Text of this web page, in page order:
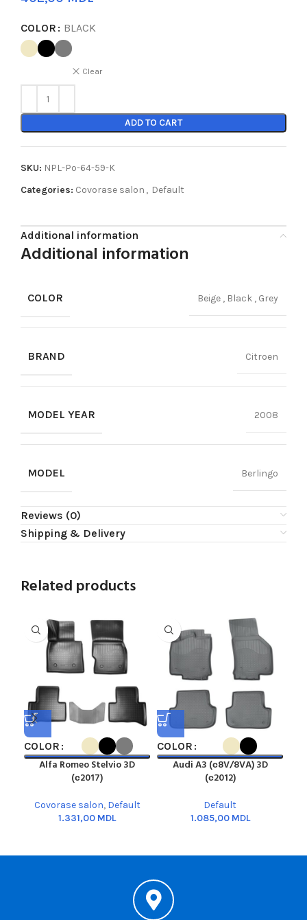
COLOR BLACK
Clear
ADD TO CART
SKU: NPL-Po-64-59-K
Categories: Covorase salon , Default
Additional information
Additional information
COLOR Beige , Black , Grey
BRAND Citroen
MODEL YEAR 2008
MODEL Berlingo
Reviews (0)
Shipping & Delivery
Related products
COLOR
Alfa Romeo Stelvio 3D
(с2017)
Covorase salon, Default
MDL
COLOR
Audi A3 (с8V/8VA) 3D
(с2012)
Default
MDL